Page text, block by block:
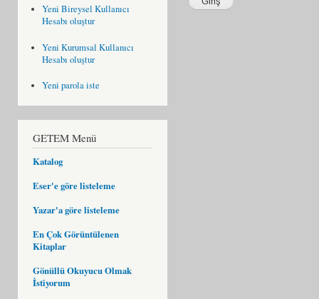
Yeni Bireysel Kullanıcı
Hesabı oluştur
Yeni Kurumsal Kullanıcı
Hesabı oluştur
Yeni parola iste
GETEM Menü
Katalog
Eser'e göre listeleme
Yazar'a göre listeleme
En Çok Görüntülenen
Kitaplar
Gönüllü Okuyucu Olmak
İstiyorum